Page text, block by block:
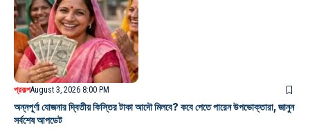
প্রকল্পAugust 3, 2026 8:00 PM
অন্নপূর্ণা যোজনার দ্বিতীয় কিস্তির টাকা আদৌ মিলবে? কবে পেতে পারেন উপভোক্তারা, জানুন
সর্বশেষ আপডেট